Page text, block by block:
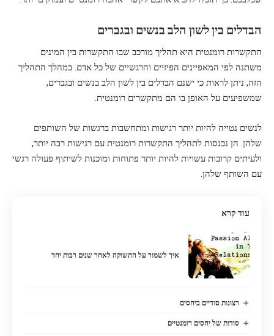
הבדלים בין לשון הלב בנשים ובגברים
התקשרות רומנטית היא תהליך מורכב שבו התקשרות בין המינים
משתנה לפי המאפיינים הפיזיים והרגשיים של כל אדם. במהלך התהליך
הזה, ניתן לראות כי ישנם הבדלים בין לשון הלב בנשים ובגברים,
שמשפיעים על האופן בו הם מתקשרים רומנטית.
לנשים נטייה להיות יותר רגישות ומתחשבות ברגשות של השותפים
שלהן. הן נכנסות לתהליך התקשרות רומנטית עם רגישות רבה יותר,
ולעיתים קרובות עשויות להיות יותר פתוחות ומוכנות לשיתוף פעולה רגשי
עם השותף שלהן.
עוד קרא
איך לשמור על התשוקה לאחר שנים רבות יחד
רצונות סודיים ביחסים
סודות של יחסים רומנטיים